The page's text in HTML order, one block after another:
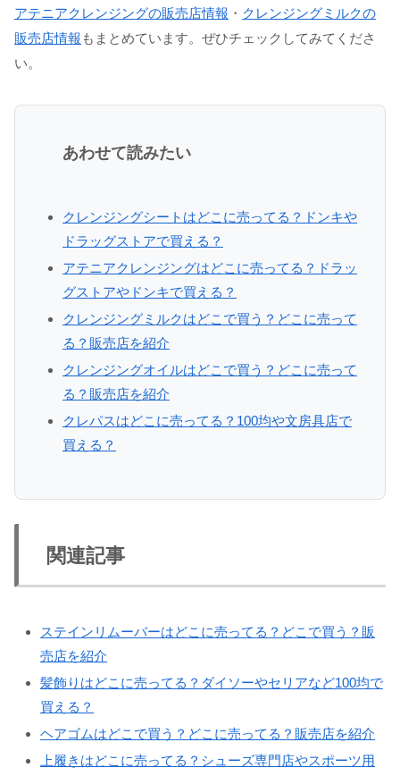
アテニアクレンジングの販売店情報 ・ クレンジングミルクの
販売店情報 もまとめています。ぜひチェックしてみてくださ
い。
あわせて読みたい
クレンジングシートはどこに売ってる？ドンキや
ドラッグストアで買える？
アテニアクレンジングはどこに売ってる？ドラッ
グストアやドンキで買える？
クレンジングミルクはどこで買う？どこに売って
る？販売店を紹介
クレンジングオイルはどこで買う？どこに売って
る？販売店を紹介
クレパスはどこに売ってる？100均や文房具店で
買える？
関連記事
ステインリムーバーはどこに売ってる？どこで買う？販
売店を紹介
髪飾りはどこに売ってる？ダイソーやセリアなど100均で
買える？
ヘアゴムはどこで買う？どこに売ってる？販売店を紹介
上履きはどこに売ってる？シューズ専門店やスポーツ用